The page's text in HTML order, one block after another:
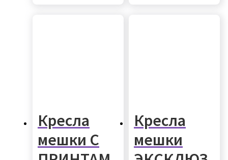
Кресла
мешки С
Кресла
мешки